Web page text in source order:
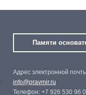
Памяти
Адрес электронной
info@pravmir.ru
Телефон: +7 926 530 96